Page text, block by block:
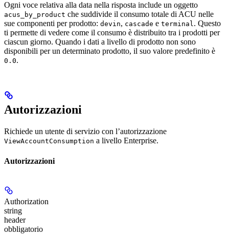
Ogni voce relativa alla data nella risposta include un oggetto
acus_by_product che suddivide il consumo totale di ACU nelle
sue componenti per prodotto: devin, cascade e terminal. Questo
ti permette di vedere come il consumo è distribuito tra i prodotti per
ciascun giorno. Quando i dati a livello di prodotto non sono
disponibili per un determinato prodotto, il suo valore predefinito è
0.0.
Autorizzazioni
Richiede un utente di servizio con l’autorizzazione
ViewAccountConsumption a livello Enterprise.
Autorizzazioni
Authorization
string
header
obbligatorio